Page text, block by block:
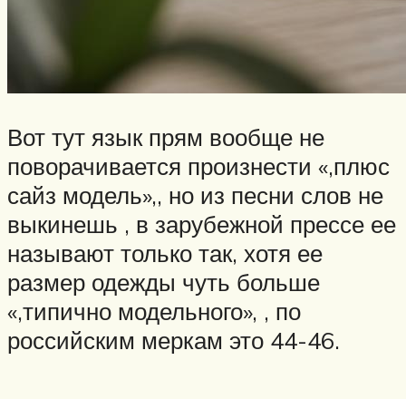
Вот тут язык прям вообще не
поворачивается произнести «,плюс
сайз модель»,, но из песни слов не
выкинешь , в зарубежной прессе ее
называют только так, хотя ее
размер одежды чуть больше
«,типично модельного», , по
российским меркам это 44-46.